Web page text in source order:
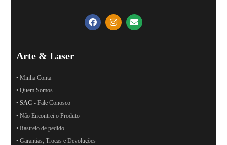
Arte & Laser
• Minha Conta
• Quem Somos
•SAC - Fale Conosco
• Não Encontrei o Produto
• Rastreio de pedido
• Garantias, Trocas e Devoluções